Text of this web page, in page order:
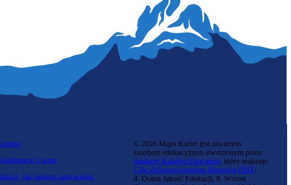
z nami
jak możesz nam pomóc
© 2026 Mapa Karier jest otwartym
zasobem edukacyjnym stworzonym przez
fundację Katalyst Education, który realizuje
Cele Zrównoważonego Rozwoju ONZ:
4. Dobra Jakość Edukacji, 8. Wzrost